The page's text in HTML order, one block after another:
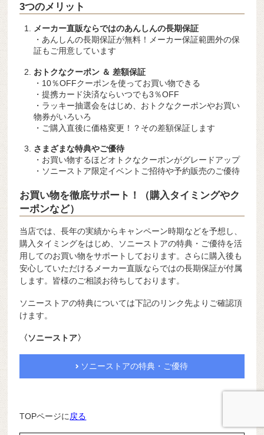
3つのメリット
メーカー直販ならではのあんしんの長期保証
・あんしんの長期保証が無料！メーカー保証範囲外の保
証もご用意しています
おトクなクーポン ＆ 差額保証
・10％OFFクーポンを使ってお買い物できる
・提携カード決済ならいつでも3％OFF
・ラッキー抽選会をはじめ、おトクなクーポンやお買い
物券がいろいろ
・ご購入直後に価格変更！？その差額保証します
さまざまな特典やご優待
・お買い物するほどオトクなクーポンがグレードアップ
・ソニーストア限定イベントご招待や予約販売のご優待
お買い物を徹底サポート！（購入タイミングやク
ーポンなど）
当店では、長年の実績からキャンペーン時期などを予想し、
購入タイミングをはじめ、ソニーストアの特典・ご優待を活
用してのお買い物をサポートしております。さらに購入後も
安心していただけるメーカー直販ならではの長期保証が付属
します。皆様のご相談お待ちしております。
ソニーストアの特典については下記のリンク先よりご確認頂
けます。
〈ソニーストア〉
ソニーストアの特典・ご優待
TOPページに戻る